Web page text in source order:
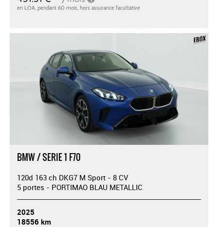
BMW / SERIE 1 F70
120d 163 ch DKG7 M Sport - 8 CV
5 portes - PORTIMAO BLAU METALLIC
2025
18556 km